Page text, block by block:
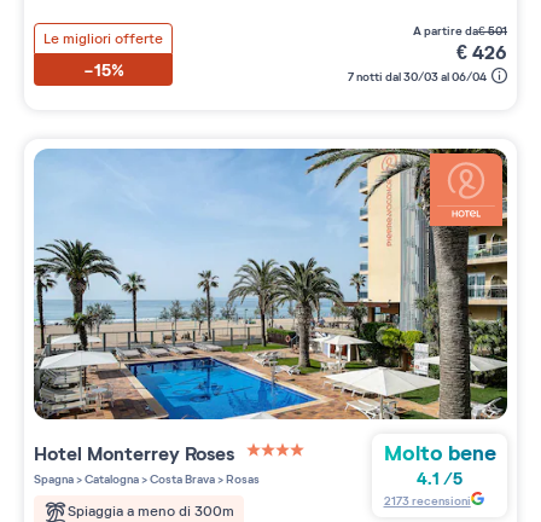
Le migliori offerte
-15%
a partire da€501
€426
7 notti dal 30/03 al 06/04
Hotel Monterrey Roses
4 étoiles sur 5
Spagna>Catalogna>Costa Brava>Rosas
Spiaggia a meno di 300m
Molto bene
4.1 /5
2173recensioni